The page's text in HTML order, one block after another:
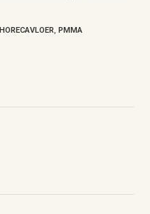
HORECAVLOER, PMMA